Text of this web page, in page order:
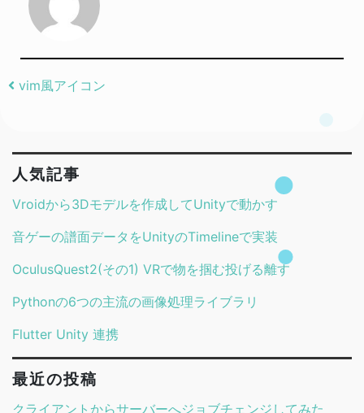
Post navigation
vim風アイコン
人気記事
Vroidから3Dモデルを作成してUnityで動かす
音ゲーの譜面データをUnityのTimelineで実装
OculusQuest2(その1) VRで物を掴む投げる離す
Pythonの6つの主流の画像処理ライブラリ
Flutter Unity 連携
最近の投稿
クライアントからサーバーへジョブチェンジしてみた